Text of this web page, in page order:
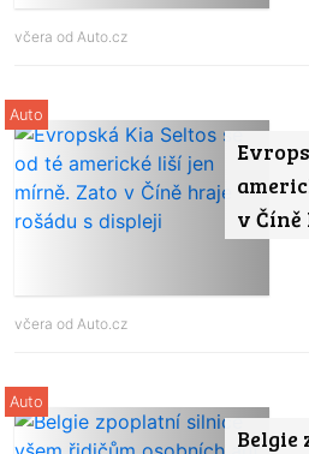
včera od Auto.cz
v Číně
Auto
včera od Auto.cz
Auto